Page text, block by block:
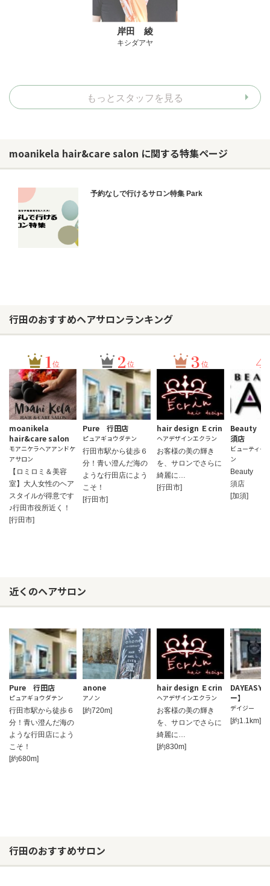
岸田 綾
キシダアヤ
もっとスタッフを見る
moanikela hair&care salon に関する特集ページ
予約なしで行けるサロン特集 Park
行田のおすすめヘアサロンランキング
1位
moanikela
hair&care salon
モアニケラヘアアンドケ
アサロン
【ロミロミ＆美容
室】大人女性のヘア
スタイルが得意です
♪行田市役所近く！
[行田市]
2 位
Pure 行田店
ピュアギョウダテン
行田市駅から徒歩６
分！青い澄んだ海の
ような行田店によう
こそ！
[行田市]
3 位
hair design Ｅcrin
ヘアデザインエクラン
お客様の美の輝き
を、サロンでさらに
綺麗に…
[行田市]
4
Beauty
須店
ビューティー
ン
Beauty
須店
[加須]
近くのヘアサロン
Pure 行田店
ピュアギョウダテン
行田市駅から徒歩６
分！青い澄んだ海の
ような行田店によう
こそ！
[約680m]
anone
アノン
[約720m]
hair design Ｅcrin
ヘアデザインエクラン
お客様の美の輝き
を、サロンでさらに
綺麗に…
[約830m]
DAYEASY
ー】
デイジー
[約1.1km]
行田のおすすめサロン